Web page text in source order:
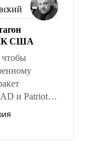
США
чтобы
и Patriot
более трех
война с